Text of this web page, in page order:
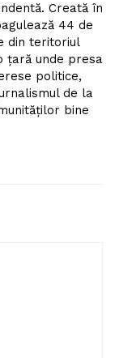
Creată în
44 de
din teritoriul
țară unde presa
politice,
de la
bine